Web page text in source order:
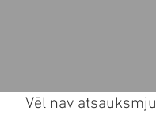
Vēl nav atsauksmju